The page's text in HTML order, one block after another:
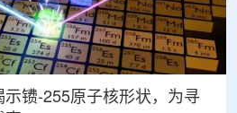
镄-255原子核形状，为寻